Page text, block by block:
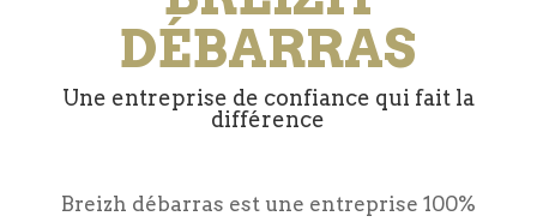
DÉBARRAS
Une entreprise de confiance qui fait la
différence
Breizh débarras est une entreprise 100%